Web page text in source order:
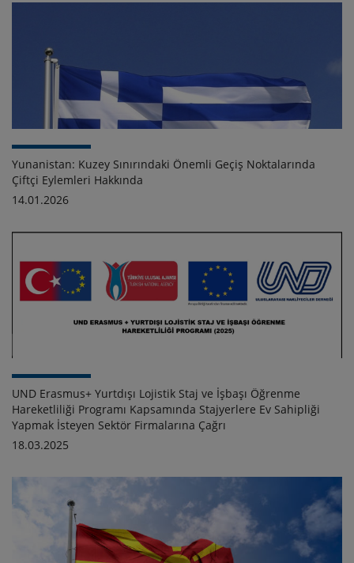
Yunanistan: Kuzey Sınırındaki Önemli Geçiş Noktalarında
Çiftçi Eylemleri Hakkında
14.01.2026
UND Erasmus+ Yurtdışı Lojistik Staj ve İşbaşı Öğrenme
Hareketliliği Programı Kapsamında Stajyerlere Ev Sahipliği
Yapmak İsteyen Sektör Firmalarına Çağrı
18.03.2025